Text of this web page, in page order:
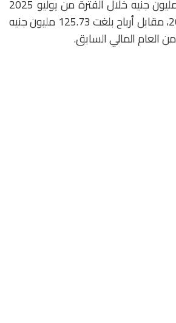
الضريبة بلغ 263.52 مليون جنيه خلال الفترة من يوليو 2025
حتى نهاية يونيو 2026، مقابل أرباح بلغت 125.73 مليون جنيه
العام المالي السابق.